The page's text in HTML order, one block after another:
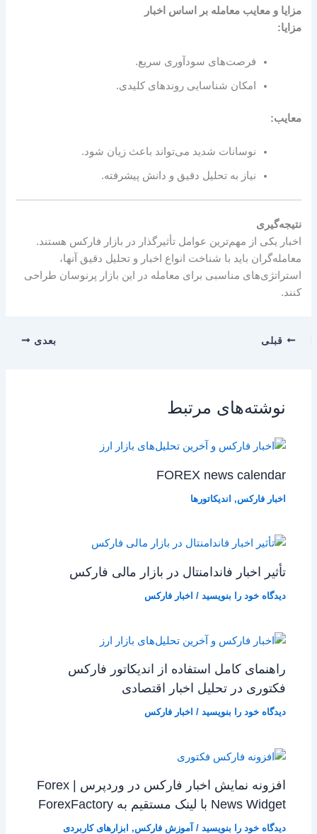
مزایا و معایب معامله بر اساس اخبار
مزایا:
فرصت‌های سودآوری سریع.
امکان شناسایی روندهای کلیدی.
معایب:
نوسانات شدید می‌تواند باعث زیان شود.
نیاز به تحلیل دقیق و دانش پیشرفته.
نتیجه‌گیری
اخبار یکی از مهم‌ترین عوامل تأثیرگذار در بازار فارکس هستند.
معامله‌گران باید با شناخت انواع اخبار و تحلیل دقیق آنها،
استراتژی‌های مناسبی برای معامله در این بازار پرنوسان طراحی
کنند.
قبلی بعدی
نوشته‌های مرتبط
FOREX news calendar
اخبار فارکس, اندیکاتورها
تأثیر اخبار فاندامنتال در بازار مالی فارکس
دیدگاه‌ خود را بنویسید / اخبار فارکس
راهنمای کامل استفاده از اندیکاتور فارکس
فکتوری در تحلیل اخبار اقتصادی
دیدگاه‌ خود را بنویسید / اخبار فارکس
افزونه نمایش اخبار فارکس در وردپرس | Forex
News Widget با لینک مستقیم به ForexFactory
دیدگاه‌ خود را بنویسید / آموزش فارکس, ابزارهای کاربردی